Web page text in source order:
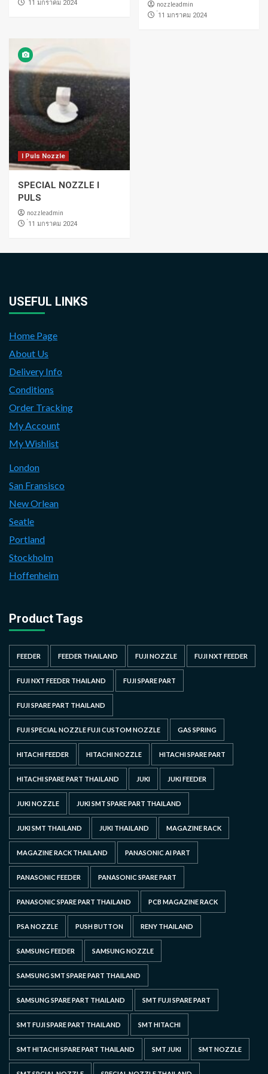
่11 มกราคม 2024 nozzleadmin
่11 มกราคม 2024
I Puls Nozzle
SPECIAL NOZZLE I
PULS
nozzleadmin
่11 มกราคม 2024
USEFUL LINKS
Home Page
About Us
Delivery Info
Conditions
Order Tracking
My Account
My Wishlist
London
San Fransisco
New Orlean
Seatle
Portland
Stockholm
Hoffenheim
Product Tags
FEEDER FEEDER THAILAND FUJI NOZZLE FUJI NXT FEEDER
FUJI NXT FEEDER THAILAND FUJI SPARE PART
FUJI SPARE PART THAILAND
FUJI SPECIAL NOZZLE FUJI CUSTOM NOZZLE GAS SPRING
HITACHI FEEDER HITACHI NOZZLE HITACHI SPARE PART
HITACHI SPARE PART THAILAND JUKI JUKI FEEDER
JUKI NOZZLE JUKI SMT SPARE PART THAILAND
JUKI SMT THAILAND JUKI THAILAND MAGAZINE RACK
MAGAZINE RACK THAILAND PANASONIC AI PART
PANASONIC FEEDER PANASONIC SPARE PART
PANASONIC SPARE PART THAILAND PCB MAGAZINE RACK
PSA NOZZLE PUSH BUTTON RENY THAILAND
SAMSUNG FEEDER SAMSUNG NOZZLE
SAMSUNG SMT SPARE PART THAILAND
SAMSUNG SPARE PART THAILAND SMT FUJI SPARE PART
SMT FUJI SPARE PART THAILAND SMT HITACHI
SMT HITACHI SPARE PART THAILAND SMT JUKI SMT NOZZLE